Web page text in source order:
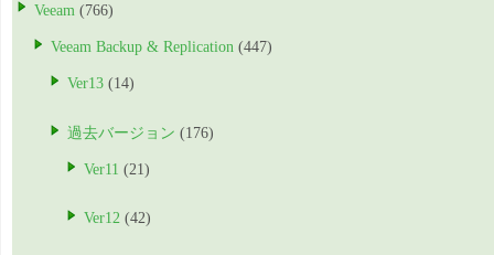
Veeam (766)
Veeam Backup & Replication (447)
Ver13 (14)
過去バージョン (176)
Ver11 (21)
Ver12 (42)